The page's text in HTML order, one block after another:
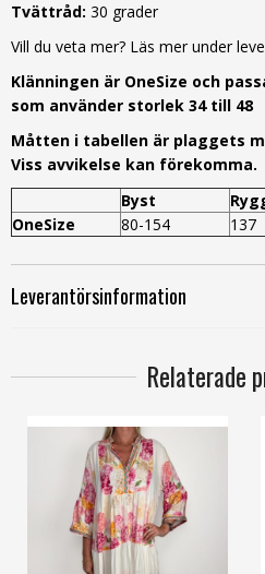
Tvättråd: 30 grader
Vill du veta mer? Läs mer under
Klänningen är OneSize och
som använder storlek 34 till 48
Måtten i tabellen är plaggets
Viss avvikelse kan förekomma.
Byst
OneSize
80-154 137
Leverantörsinformation
Relaterade